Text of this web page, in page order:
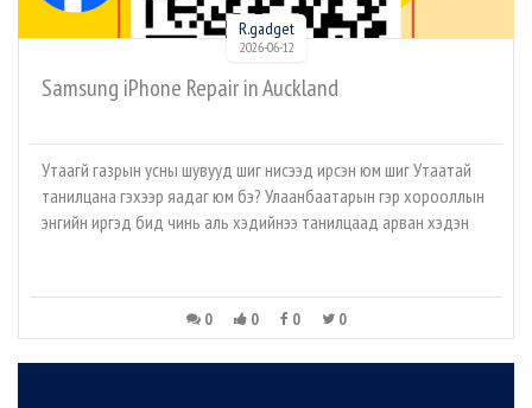
R.gadget
2026-06-12
Samsung iPhone Repair in Auckland
Утаагүй газрын усны шувууд шиг нисээд ирсэн юм шиг Утаатай
танилцана гэхээр яадаг юм бэ? Улаанбаатарын гэр хорооллын
энгийн иргэд бид чинь аль хэдийнээ танилцаад арван хэдэн
0 0 0 0